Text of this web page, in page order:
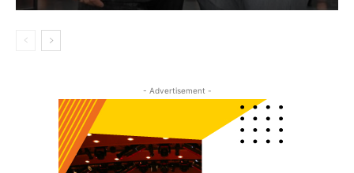
- Advertisement -